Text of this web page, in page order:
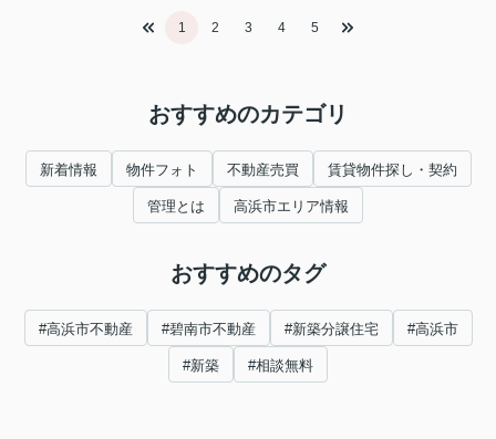
1 2 3 4 5
おすすめのカテゴリ
新着情報 物件フォト 不動産売買 賃貸物件探し・契約
管理とは 高浜市エリア情報
おすすめのタグ
#高浜市不動産 #碧南市不動産 #新築分譲住宅 #高浜市
#新築 #相談無料